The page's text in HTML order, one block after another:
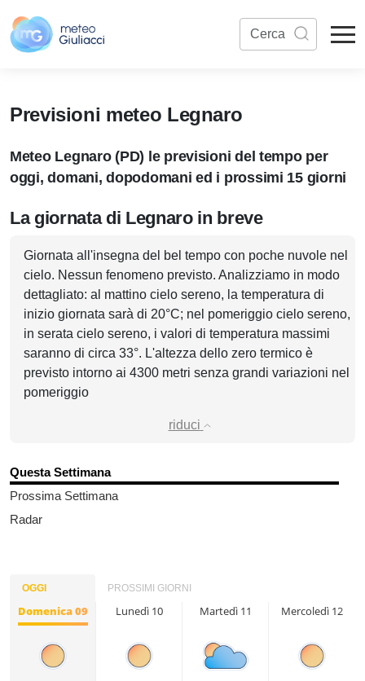
Previsioni meteo Legnaro
Meteo Legnaro (PD) le previsioni del tempo per
oggi, domani, dopodomani ed i prossimi 15 giorni
La giornata di Legnaro in breve
Giornata all'insegna del bel tempo con poche nuvole nel
cielo. Nessun fenomeno previsto. Analizziamo in modo
dettagliato: al mattino cielo sereno, la temperatura di
inizio giornata sarà di 20°C; nel pomeriggio cielo sereno,
in serata cielo sereno, i valori di temperatura massimi
saranno di circa 33°. L'altezza dello zero termico è
previsto intorno ai 4300 metri senza grandi variazioni nel
pomeriggio
riduci
Questa Settimana
Prossima Settimana
Radar
OGGI PROSSIMI GIORNI
Domenica 09 Lunedì 10 Martedì 11 Mercoledì 12